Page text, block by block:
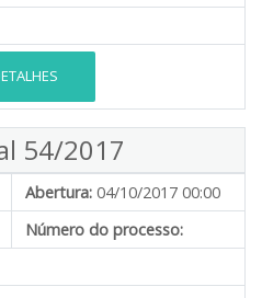
54/2017
Abertura: 04/10/2017 00:00
Número do processo: